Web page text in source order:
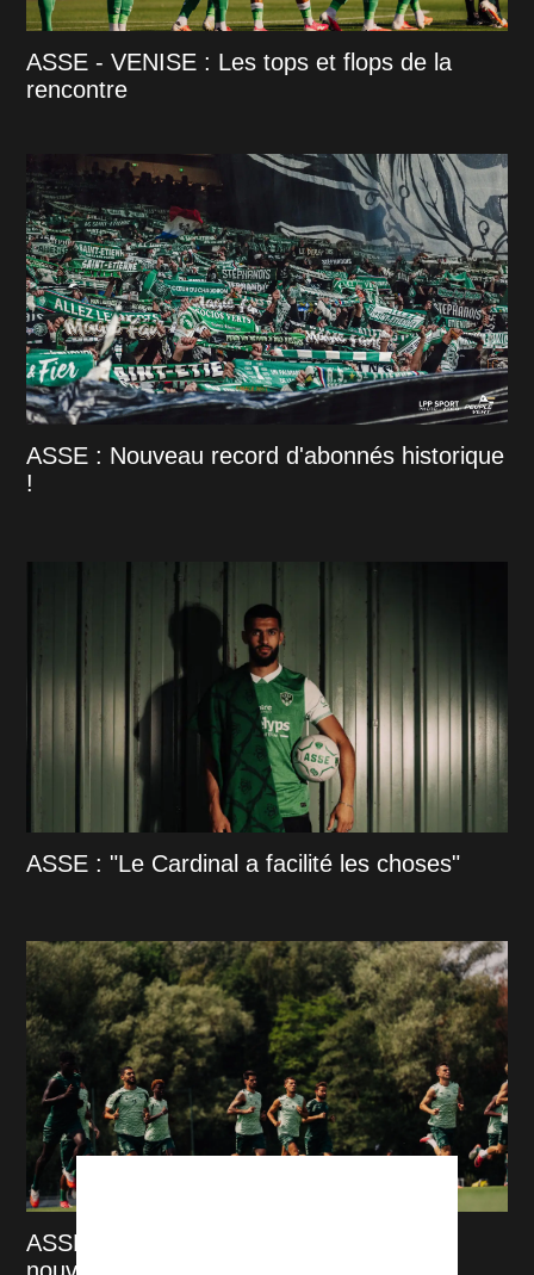
ASSE - VENISE : Les tops et flops de la
rencontre
ASSE : Nouveau record d'abonnés historique
!
ASSE : "Le Cardinal a facilité les choses"
ASSE - Venise : L'ASSE contrainte à un